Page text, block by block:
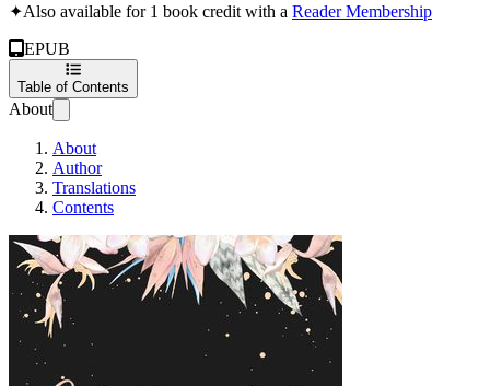
✦Also available for 1 book credit with a Reader Membership
EPUB
Table of Contents
About
About
Author
Translations
Contents
Schattenarbeit für